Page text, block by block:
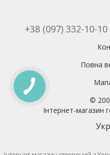
+38 (097) 332-10-10
Повна
©
Інтернет-магазин
Укр